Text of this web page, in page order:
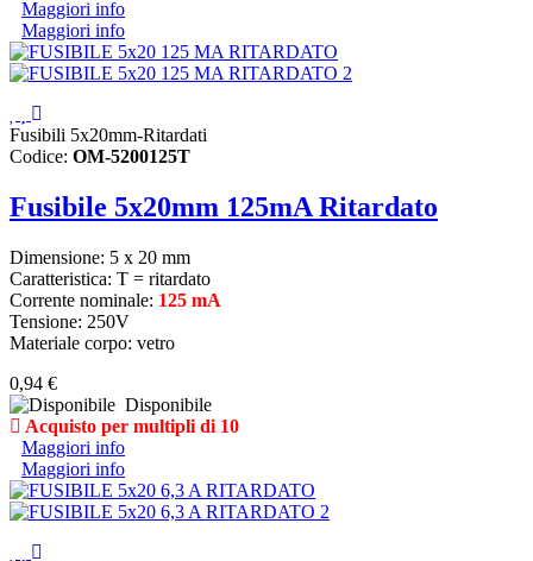
Maggiori info
Maggiori info
Fusibili 5x20mm-Ritardati
Codice: OM-5200125T
Fusibile 5x20mm 125mA Ritardato
Dimensione: 5 x 20 mm
Caratteristica: T = ritardato
Corrente nominale: 125 mA
Tensione: 250V
Materiale corpo: vetro
0,94 €
Disponibile
Acquisto per multipli di 10
Maggiori info
Maggiori info